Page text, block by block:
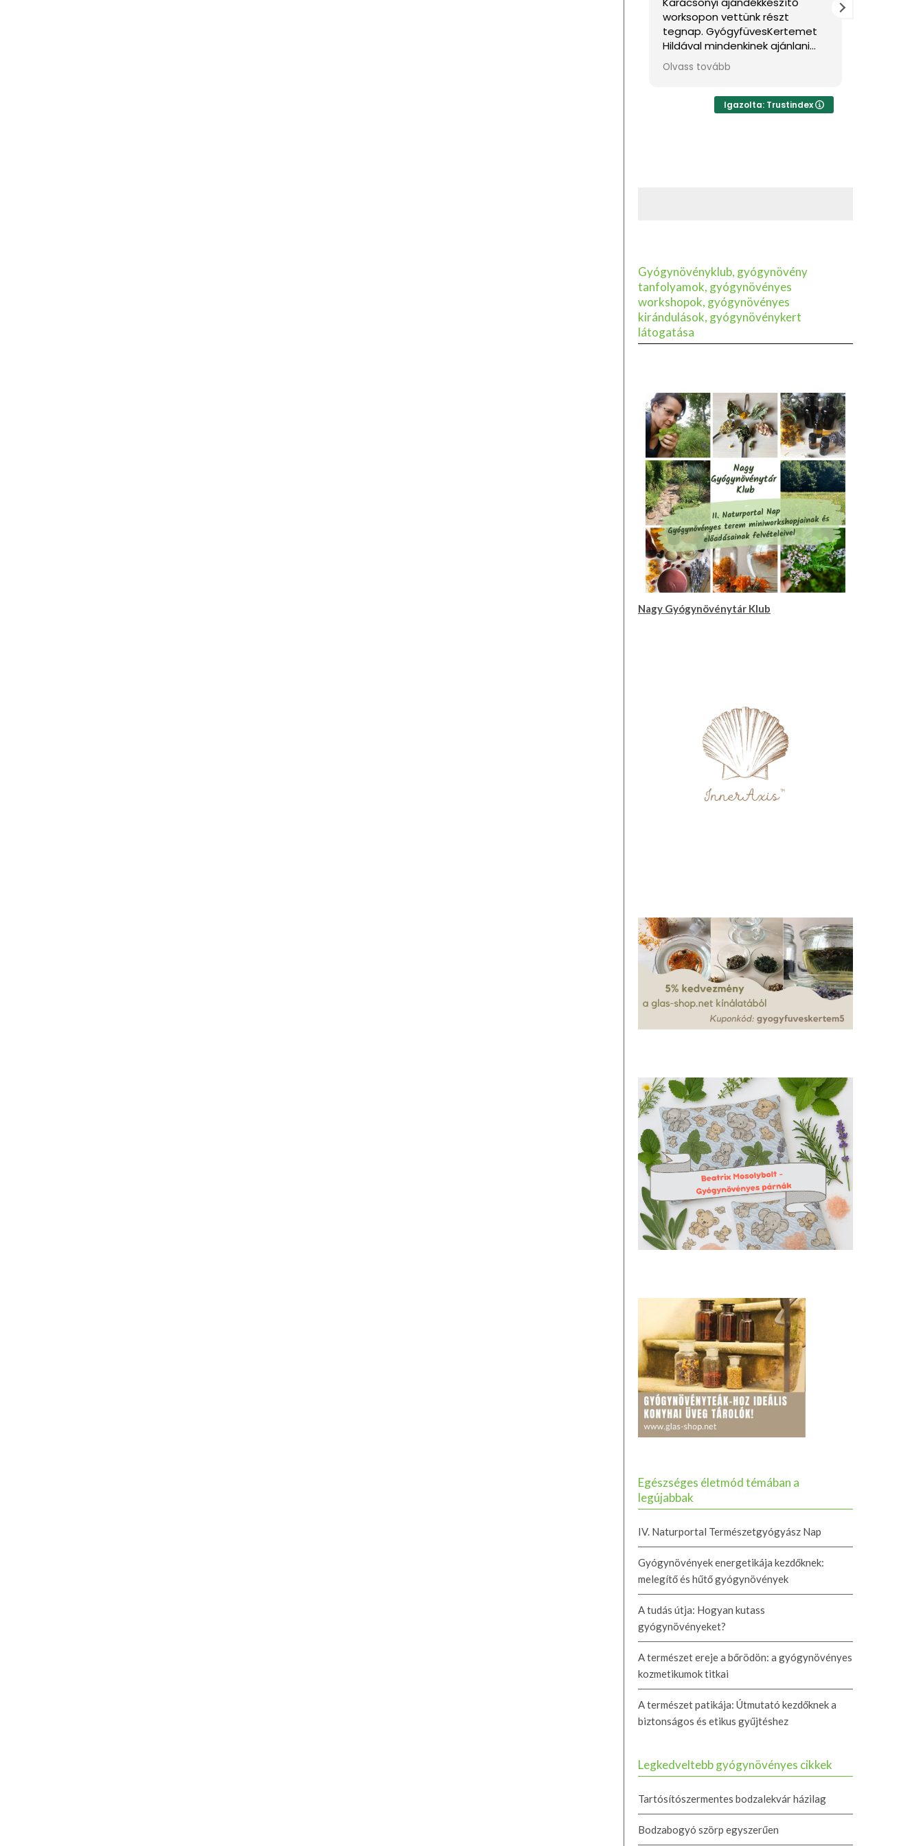
worksopon vettünk részt
tegnap. GyógyfüvesKertemet
Hildával mindenkinek ajánlani
tudom, ha feltöltődésre,
egyben tudásra vágyik kellemes
több csillagot adni, akkor azt
mind adnám.
Olvass tovább
Igazolta: Trustindex
Gyógynövényklub, gyógynövény
tanfolyamok, gyógynövényes
workshopok, gyógynövényes
kirándulások, gyógynövénykert
látogatása
Nagy Gyógynövénytár Klub
Egészséges életmód témában a
legújabbak
IV. Naturportal Természetgyógyász Nap
Gyógynövények energetikája kezdőknek:
melegítő és hűtő gyógynövények
A tudás útja: Hogyan kutass
gyógynövényeket?
A természet ereje a bőrödön: a gyógynövényes
kozmetikumok titkai
A természet patikája: Útmutató kezdőknek a
biztonságos és etikus gyűjtéshez
Legkedveltebb gyógynövényes cikkek
Tartósítószermentes bodzalekvár házilag
Bodzabogyó szörp egyszerűen